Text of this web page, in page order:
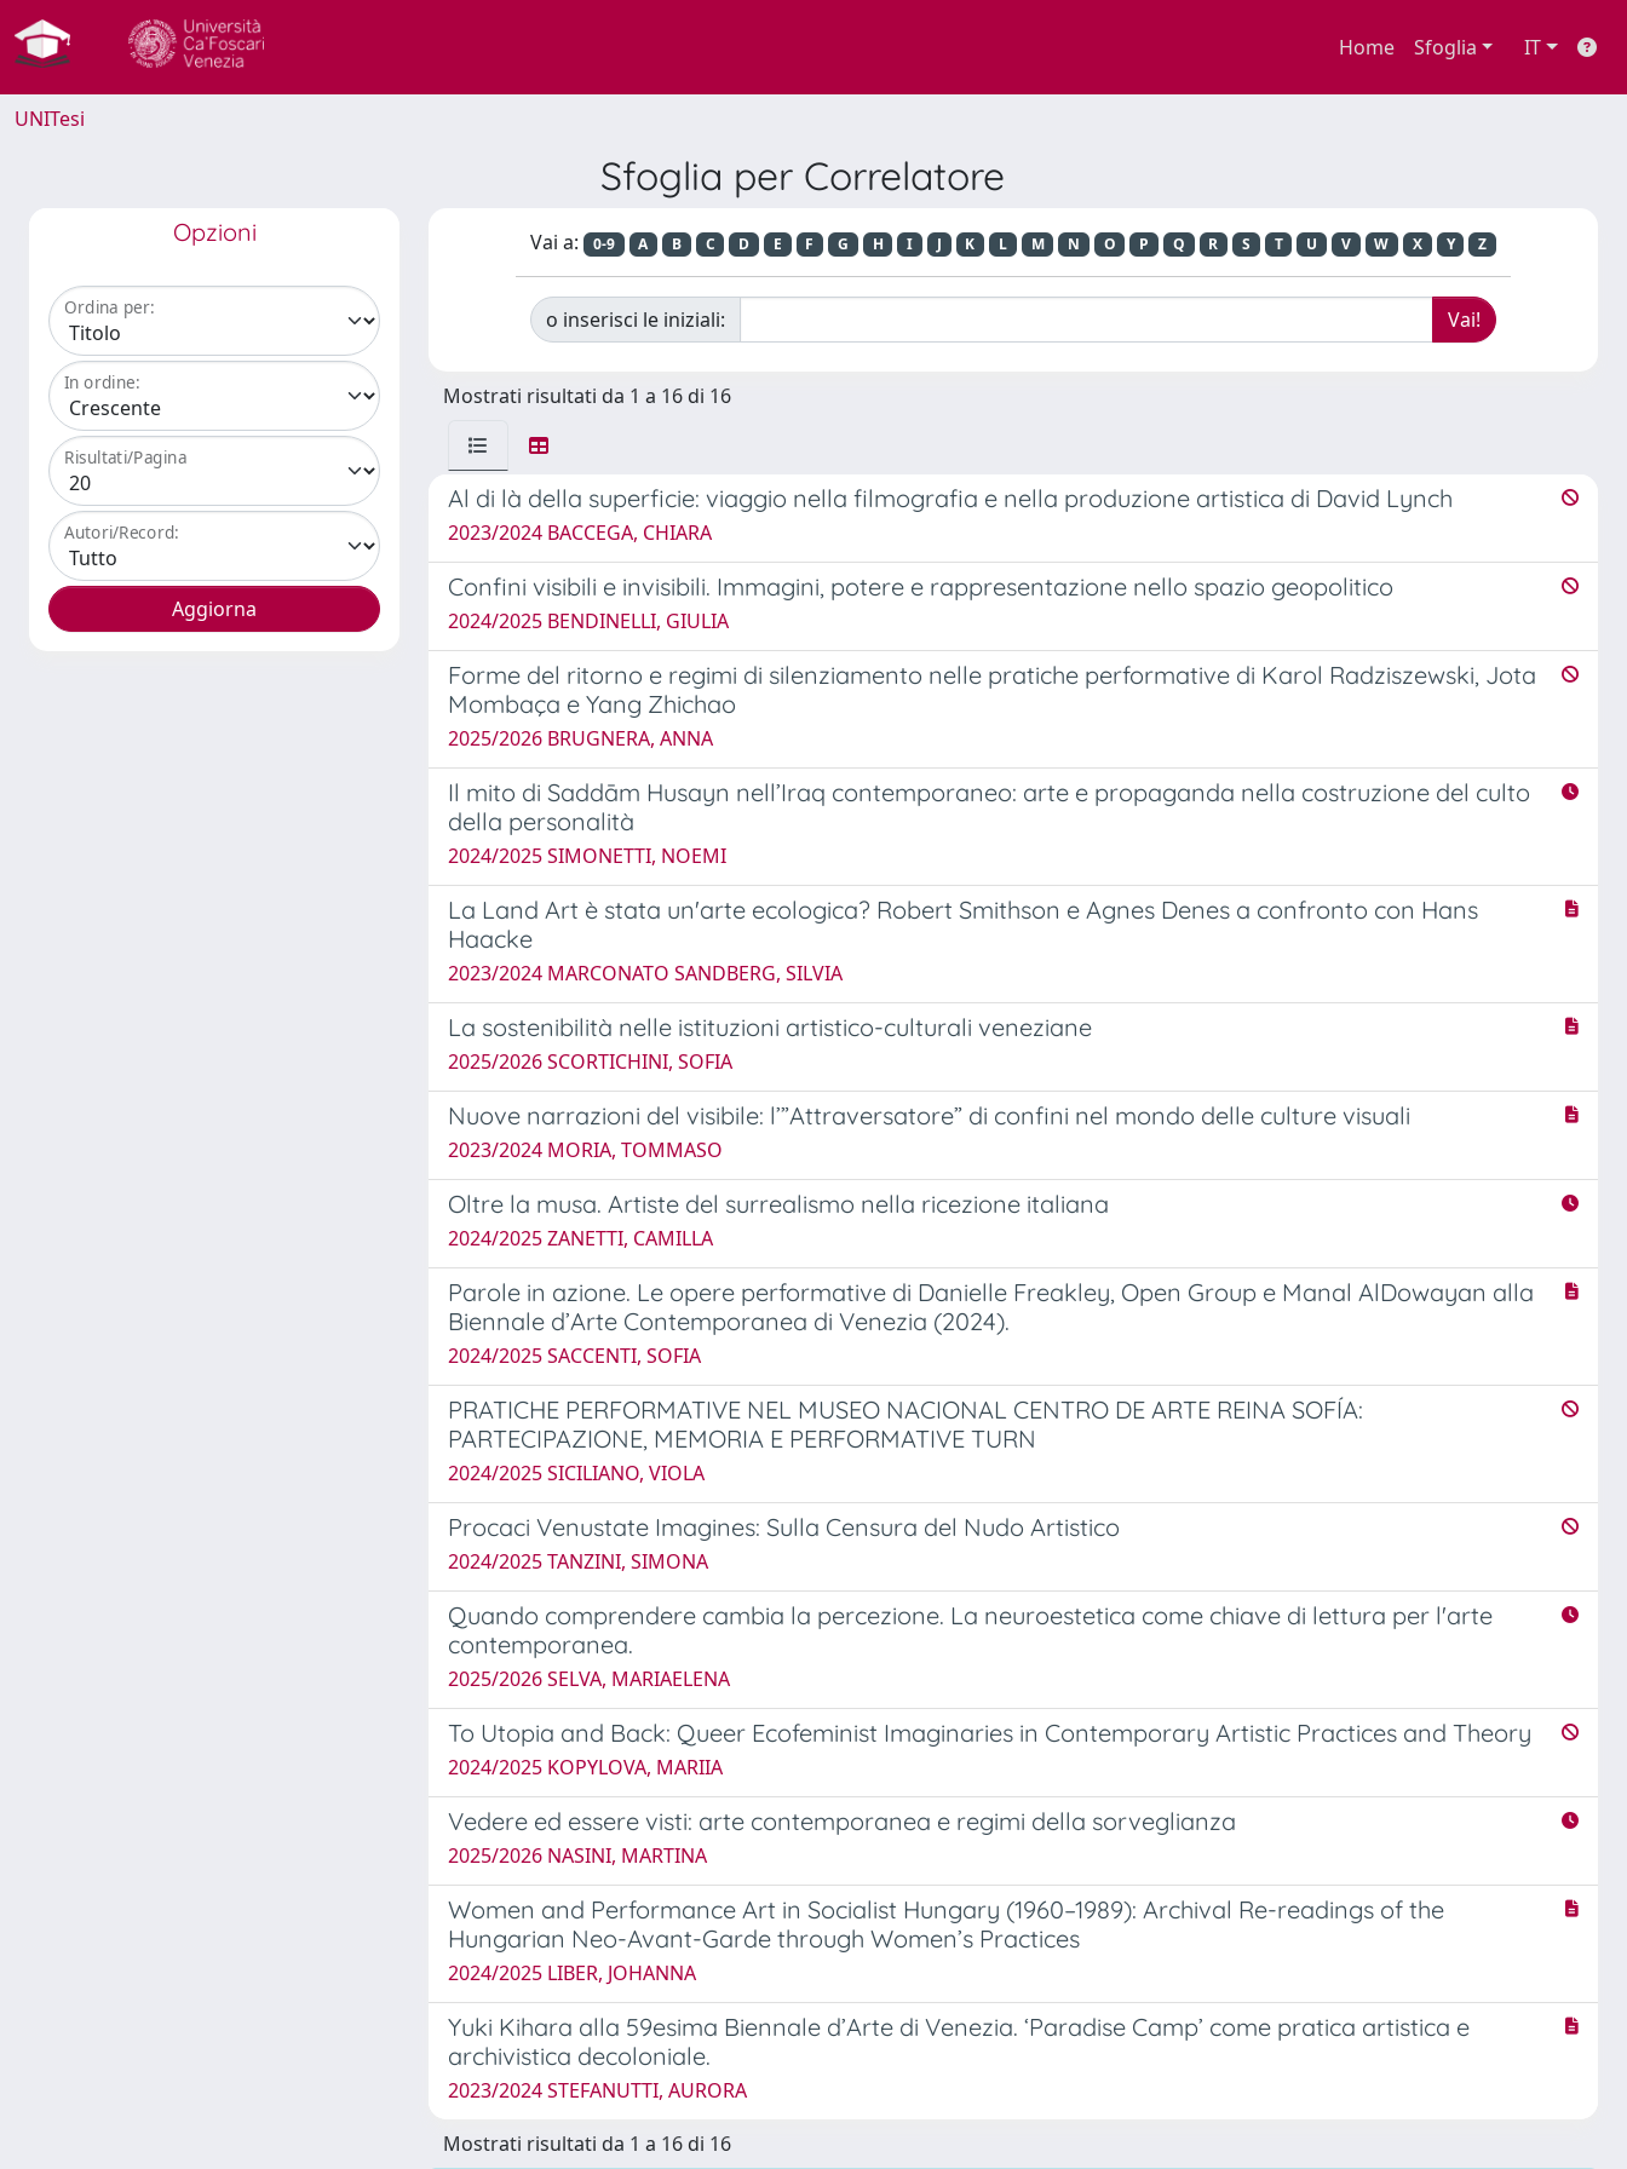
Home Sfoglia IT
UNITesi
Sfoglia per Correlatore
Opzioni
Ordina per:
In ordine:
Risultati/Pagina
Autori/Record:
Vai a: 0-9 A B C D E F G H I J K L M N O P Q R S T U V W X Y Z
o inserisci le iniziali:
Mostrati risultati da 1 a 16 di 16
Al di là della superficie: viaggio nella filmografia e nella produzione artistica di David Lynch
2023/2024 BACCEGA, CHIARA
Confini visibili e invisibili. Immagini, potere e rappresentazione nello spazio geopolitico
2024/2025 BENDINELLI, GIULIA
Forme del ritorno e regimi di silenziamento nelle pratiche performative di Karol Radziszewski, Jota
Mombaça e Yang Zhichao
2025/2026 BRUGNERA, ANNA
Il mito di Saddām Husayn nell’Iraq contemporaneo: arte e propaganda nella costruzione del culto
della personalità
2024/2025 SIMONETTI, NOEMI
La Land Art è stata un'arte ecologica? Robert Smithson e Agnes Denes a confronto con Hans
Haacke
2023/2024 MARCONATO SANDBERG, SILVIA
La sostenibilità nelle istituzioni artistico-culturali veneziane
2025/2026 SCORTICHINI, SOFIA
Nuove narrazioni del visibile: l’”Attraversatore” di confini nel mondo delle culture visuali
2023/2024 MORIA, TOMMASO
Oltre la musa. Artiste del surrealismo nella ricezione italiana
2024/2025 ZANETTI, CAMILLA
Parole in azione. Le opere performative di Danielle Freakley, Open Group e Manal AlDowayan alla
Biennale d’Arte Contemporanea di Venezia (2024).
2024/2025 SACCENTI, SOFIA
PRATICHE PERFORMATIVE NEL MUSEO NACIONAL CENTRO DE ARTE REINA SOFÍA:
PARTECIPAZIONE, MEMORIA E PERFORMATIVE TURN
2024/2025 SICILIANO, VIOLA
Procaci Venustate Imagines: Sulla Censura del Nudo Artistico
2024/2025 TANZINI, SIMONA
Quando comprendere cambia la percezione. La neuroestetica come chiave di lettura per l'arte
contemporanea.
2025/2026 SELVA, MARIAELENA
To Utopia and Back: Queer Ecofeminist Imaginaries in Contemporary Artistic Practices and Theory
2024/2025 KOPYLOVA, MARIIA
Vedere ed essere visti: arte contemporanea e regimi della sorveglianza
2025/2026 NASINI, MARTINA
Women and Performance Art in Socialist Hungary (1960–1989): Archival Re-readings of the
Hungarian Neo-Avant-Garde through Women’s Practices
2024/2025 LIBER, JOHANNA
Yuki Kihara alla 59esima Biennale d’Arte di Venezia. ‘Paradise Camp’ come pratica artistica e
archivistica decoloniale.
2023/2024 STEFANUTTI, AURORA
Mostrati risultati da 1 a 16 di 16